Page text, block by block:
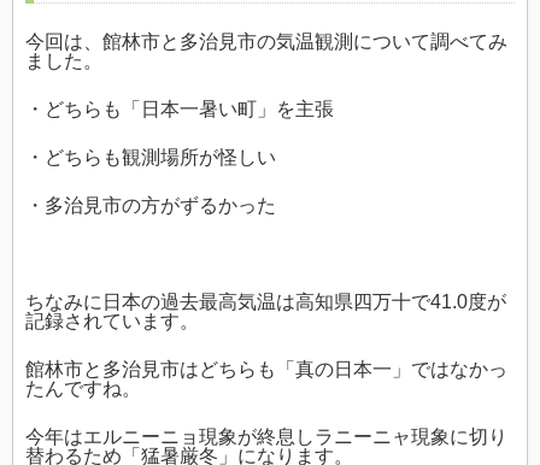
今回は、館林市と多治見市の気温観測について調べてみ
ました。
・どちらも「日本一暑い町」を主張
・どちらも観測場所が怪しい
・多治見市の方がずるかった
ちなみに日本の過去最高気温は高知県四万十で41.0度が
記録されています。
館林市と多治見市はどちらも「真の日本一」ではなかっ
たんですね。
今年はエルニーニョ現象が終息しラニーニャ現象に切り
替わるため「猛暑厳冬」になります。